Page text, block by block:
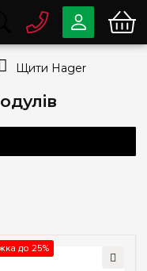
до 25%
33-63-07
Безкоштовно
79-78
Щити Hager